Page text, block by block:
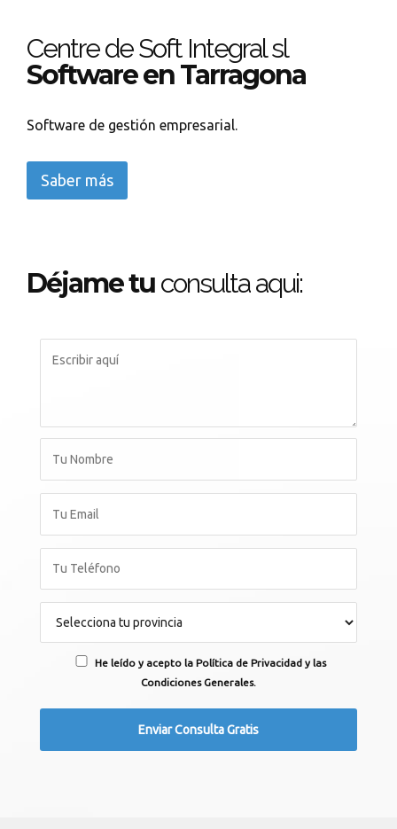
Centre de Soft Integral sl
Software en Tarragona
Software de gestión empresarial.
Saber más
Déjame tu consulta aqui:
He leído y acepto la Política de Privacidad y las
Condiciones Generales.